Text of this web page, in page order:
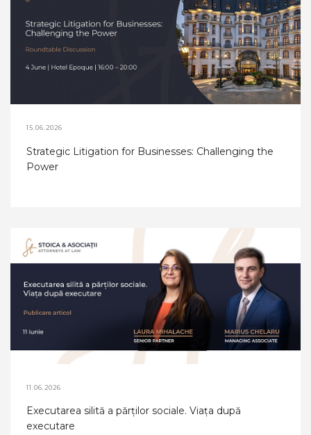
15.06.2026
Strategic Litigation for Businesses: Challenging the
Power
11.06.2026
Executarea silită a părților sociale. Viața după
executare